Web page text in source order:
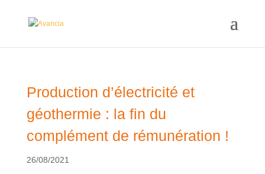
Production d’électricité et
géothermie : la fin du
complément de rémunération !
26/08/2021